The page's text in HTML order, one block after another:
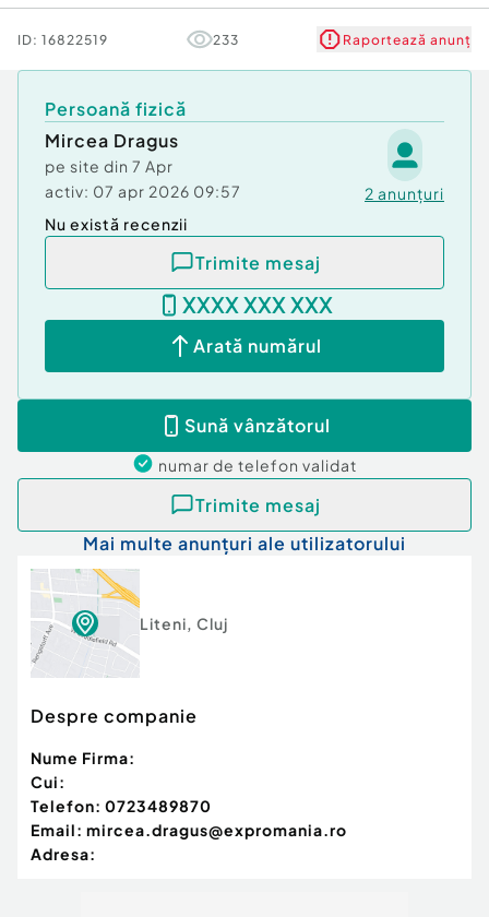
Stare Bună
ID: 16822519 233 Raportează anunț
Persoană fizică
Mircea Dragus
pe site din 7 Apr
activ: 07 apr 2026 09:57 2 anunțuri
Nu există recenzii
Trimite mesaj
XXXX XXX XXX
Arată numărul
Sună vânzătorul
numar de telefon validat
Trimite mesaj
Mai multe anunțuri ale utilizatorului
Liteni, Cluj
Despre companie
Nume Firma:
Cui:
Telefon: 0723489870
Email: mircea.dragus@expromania.ro
Adresa: